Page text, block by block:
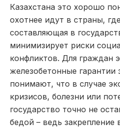
Казахстана это хорошо
охотнее идут в страны,
составляющая в
минимизирует риски
конфликтов. Для граждан
железобетонные
понимают, что в случае
кризисов, болезни или
государство точно не
бедой – ведь закрепление